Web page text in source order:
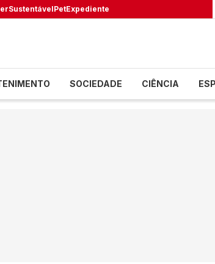
SustentávelPetExpediente
SOCIEDADE CIÊNCIA